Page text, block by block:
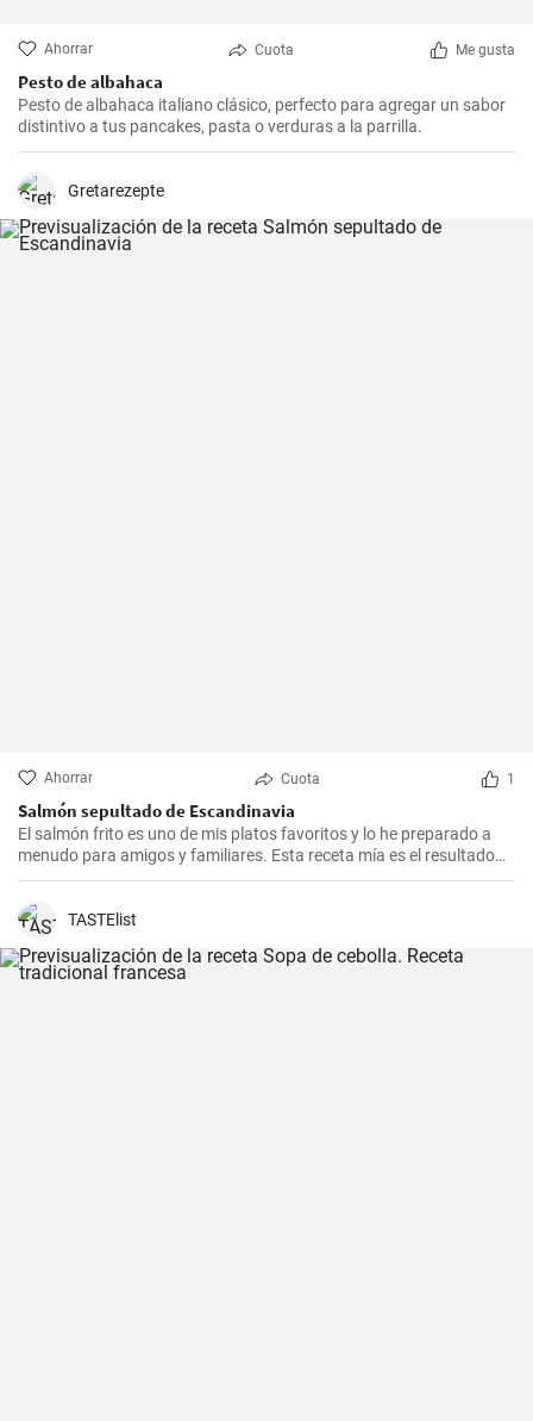
Ahorrar Cuota Me gusta
Pesto de albahaca
Pesto de albahaca italiano clásico, perfecto para agregar un sabor
distintivo a tus pancakes, pasta o verduras a la parrilla.
Gretarezepte
Ahorrar Cuota 1
Salmón sepultado de Escandinavia
El salmón frito es uno de mis platos favoritos y lo he preparado a
menudo para amigos y familiares. Esta receta mía es el resultado
de mucha experimentación y personalización. Lo sorprendente es
impresionante. Un trozo de filete de salmón fresco se marina en un
TASTElist